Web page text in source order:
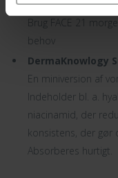
ansigtscreme.
Brug FACE 21
behov
DermaKnowlogy
En miniversion af
Indeholder bl. a.
niacinamid, der
konsistens, der gør
Absorberes hurtigt.